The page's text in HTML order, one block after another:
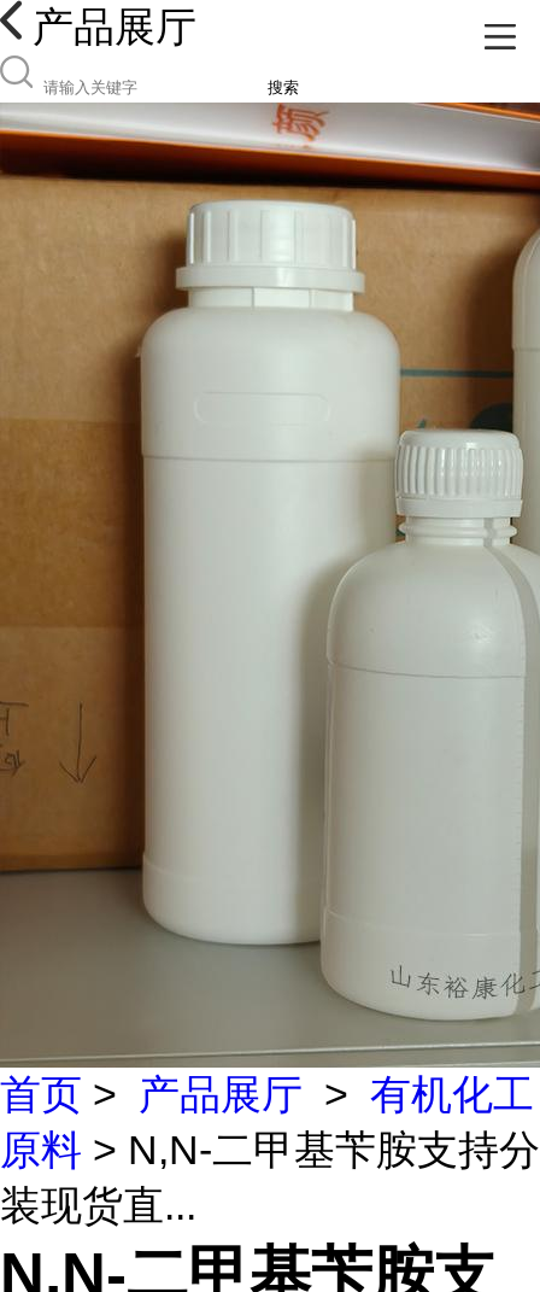
产品展厅
搜索
首页 > 产品展厅 > 有机化工
原料 > N,N-二甲基苄胺支持分
装现货直...
N,N-二甲基苄胺支